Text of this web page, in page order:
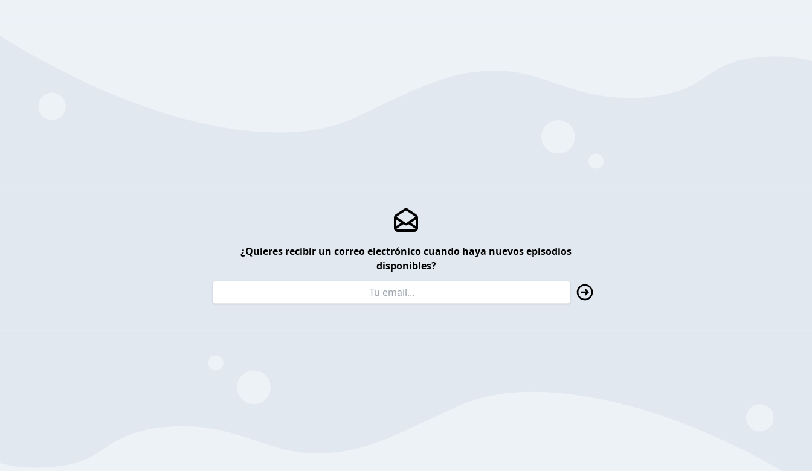
¿Quieres recibir un correo electrónico cuando haya nuevos episodios
disponibles?